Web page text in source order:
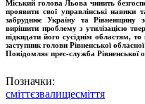
Міський голова Льова чинить
проявити свої управлінські
забруднює Україну та
вирішити проблему з утилізацією
підкидати його сусіднім областям,
заступник голови Рівненської
Повідомляє прес-служба Рівненської
Позначки:
сміттєзвалищесміття